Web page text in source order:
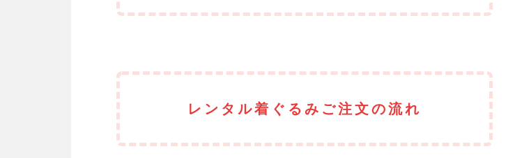
レンタル着ぐるみご注文の流れ